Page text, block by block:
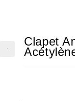
Clapet